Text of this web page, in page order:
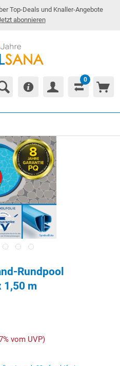
Top-Deals und Knaller-Angebote
abonnieren
0
Rundpool
1,50 m
vom UVP)